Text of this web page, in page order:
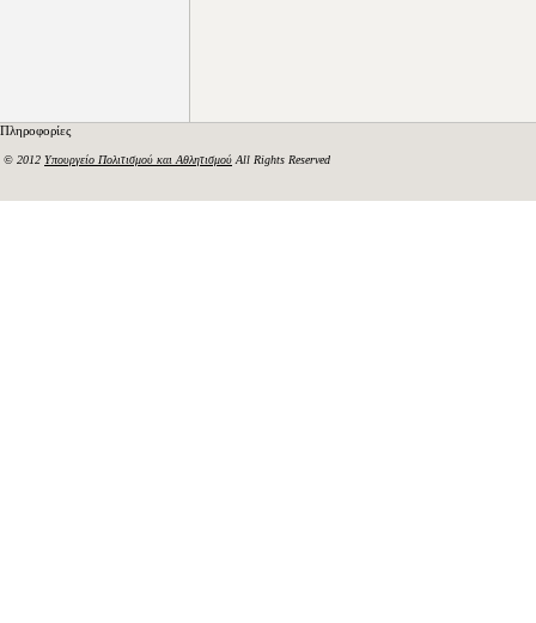
Πληροφορίες
© 2012 Υπουργείο Πολιτισμού και Αθλητισμού All Rights Reserved